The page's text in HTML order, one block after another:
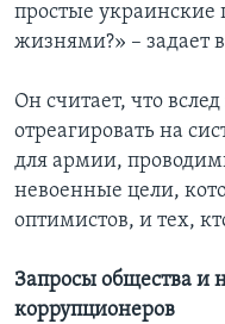
простые украинские
жизнями?» – задает
Он считает, что
отреагировать на
для армии,
невоенные цели,
оптимистов, и тех,
Запросы общества и
коррупционеров